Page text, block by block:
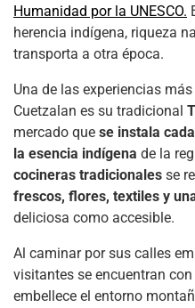
Humanidad por la UNESCO.
herencia indígena, riqueza
transporta a otra época.
Una de las experiencias
Cuetzalan es su tradicional
mercado que se instala
la esencia indígena de la
cocineras tradicionales se
frescos, flores, textiles y
deliciosa como accesible.
Al caminar por sus calles
visitantes se encuentran con
embellece el entorno